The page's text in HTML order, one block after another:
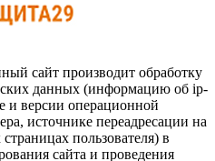
сайт производит обработку
данных (информацию об ip-
и версии операционной
источнике переадресации на
пользователя) в
сайта и проведения